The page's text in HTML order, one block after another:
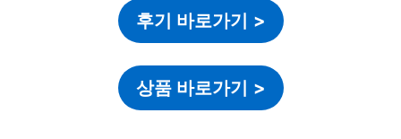
후기 바로가기 >
상품 바로가기 >